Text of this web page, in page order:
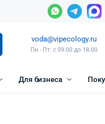
voda@vipecology.ru
Пн - Пт: с 09:00 до 18:00
Для бизнеса